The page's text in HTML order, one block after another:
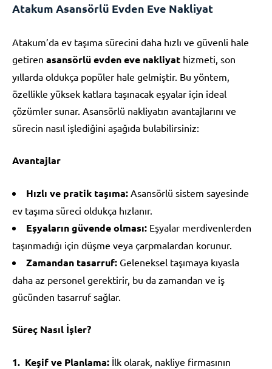
Atakum Asansörlü Evden Eve Nakliyat
Atakum’da ev taşıma sürecini daha hızlı ve güvenli hale
getiren asansörlü evden eve nakliyat hizmeti, son
yıllarda oldukça popüler hale gelmiştir. Bu yöntem,
özellikle yüksek katlara taşınacak eşyalar için ideal
çözümler sunar. Asansörlü nakliyatın avantajlarını ve
sürecin nasıl işlediğini aşağıda bulabilirsiniz:
Avantajlar
Hızlı ve pratik taşıma: Asansörlü sistem sayesinde
ev taşıma süreci oldukça hızlanır.
Eşyaların güvende olması: Eşyalar merdivenlerden
taşınmadığı için düşme veya çarpmalardan korunur.
Zamandan tasarruf: Geleneksel taşımaya kıyasla
daha az personel gerektirir, bu da zamandan ve iş
gücünden tasarruf sağlar.
Süreç Nasıl İşler?
Keşif ve Planlama: İlk olarak, nakliye firmasının